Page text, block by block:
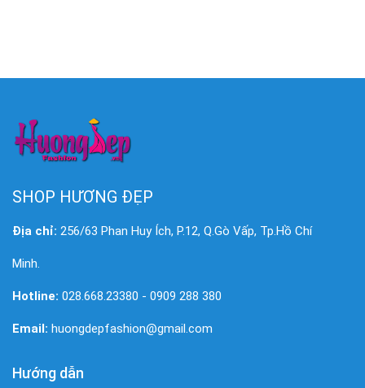
SHOP HƯƠNG ĐẸP
Địa chỉ: 256/63 Phan Huy Ích, P.12, Q.Gò Vấp, Tp.Hồ Chí
Minh.
Hotline: 028.668.23380 - 0909 288 380
Email: huongdepfashion@gmail.com
Hướng dẫn